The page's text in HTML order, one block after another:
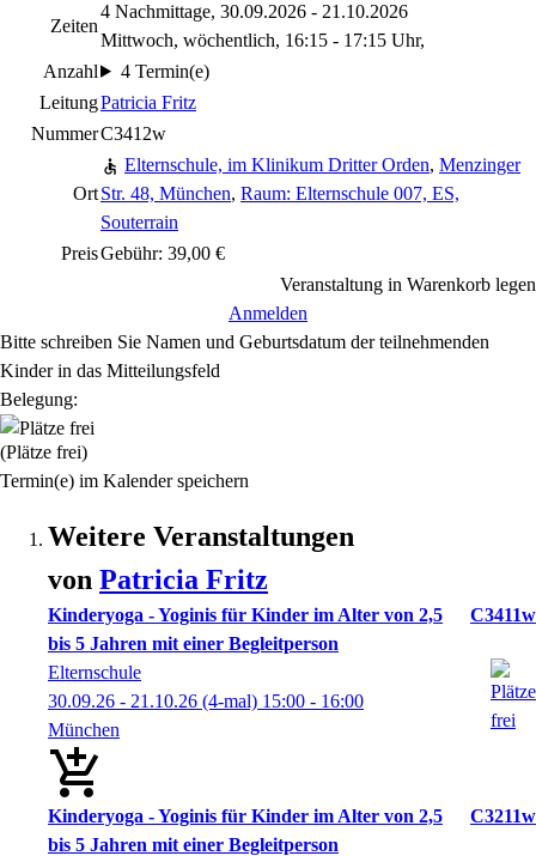
Zeiten
4 Nachmittage, 30.09.2026 - 21.10.2026
Mittwoch, wöchentlich, 16:15 - 17:15 Uhr,
Anzahl
4 Termin(e)
LeitungPatricia Fritz
NummerC3412w
Ort
Elternschule, im Klinikum Dritter Orden, Menzinger
Str. 48, München, Raum: Elternschule 007, ES,
Souterrain
PreisGebühr: 39,00 €
Veranstaltung in Warenkorb legen
Anmelden
Bitte schreiben Sie Namen und Geburtsdatum der teilnehmenden
Kinder in das Mitteilungsfeld
Belegung:
(Plätze frei)
Termin(e) im Kalender speichern
Weitere Veranstaltungen
von Patricia Fritz
Kinderyoga - Yoginis für Kinder im Alter von 2,5
bis 5 Jahren mit einer Begleitperson
C3411w
Elternschule
30.09.26 - 21.10.26 (4-mal) 15:00 - 16:00
München
Kinderyoga - Yoginis für Kinder im Alter von 2,5
bis 5 Jahren mit einer Begleitperson
C3211w